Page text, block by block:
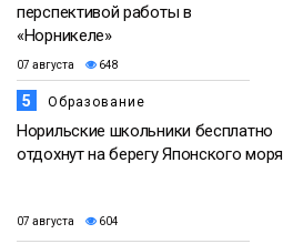
перспективой работы в
«Норникеле»
07 августа 648
5 Образование
Норильские школьники бесплатно
отдохнут на берегу Японского моря
07 августа 604